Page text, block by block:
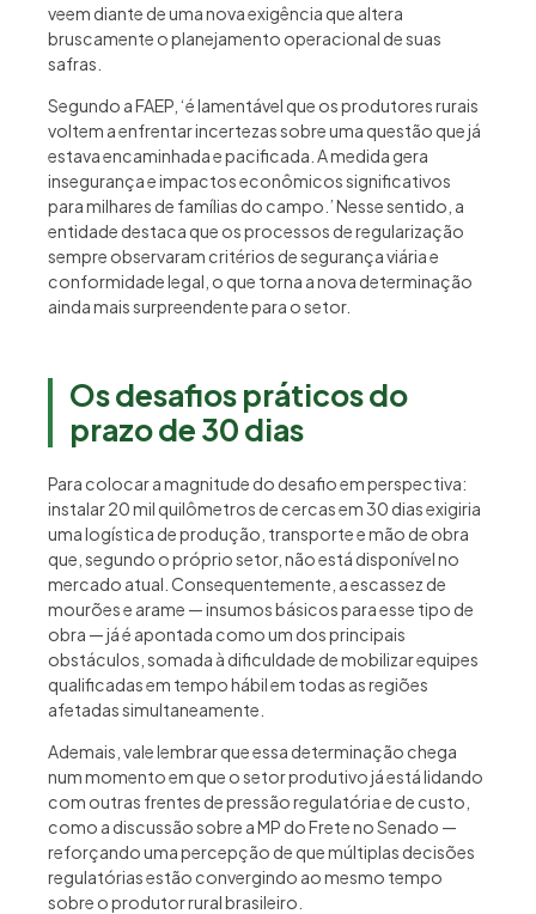
veem diante de uma nova exigência que altera
bruscamente o planejamento operacional de suas
safras.
Segundo a FAEP, ‘é lamentável que os produtores rurais
voltem a enfrentar incertezas sobre uma questão que já
estava encaminhada e pacificada. A medida gera
insegurança e impactos econômicos significativos
para milhares de famílias do campo.’ Nesse sentido, a
entidade destaca que os processos de regularização
sempre observaram critérios de segurança viária e
conformidade legal, o que torna a nova determinação
ainda mais surpreendente para o setor.
Os desafios práticos do
prazo de 30 dias
Para colocar a magnitude do desafio em perspectiva:
instalar 20 mil quilômetros de cercas em 30 dias exigiria
uma logística de produção, transporte e mão de obra
que, segundo o próprio setor, não está disponível no
mercado atual. Consequentemente, a escassez de
mourões e arame — insumos básicos para esse tipo de
obra — já é apontada como um dos principais
obstáculos, somada à dificuldade de mobilizar equipes
qualificadas em tempo hábil em todas as regiões
afetadas simultaneamente.
Ademais, vale lembrar que essa determinação chega
num momento em que o setor produtivo já está lidando
com outras frentes de pressão regulatória e de custo,
como a discussão sobre a MP do Frete no Senado —
reforçando uma percepção de que múltiplas decisões
regulatórias estão convergindo ao mesmo tempo
sobre o produtor rural brasileiro.